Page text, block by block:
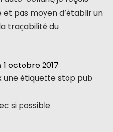
pas moyen d’établir un
traçabilité du
1 octobre 2017
une étiquette stop pub
si possible